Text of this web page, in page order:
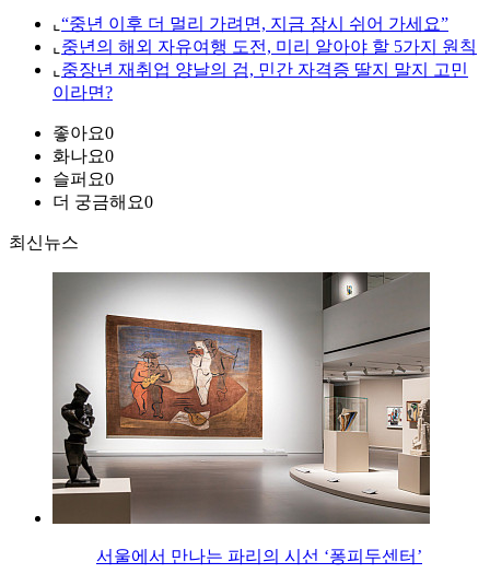
⌞ “중년 이후 더 멀리 가려면, 지금 잠시 쉬어 가세요”
⌞ 중년의 해외 자유여행 도전, 미리 알아야 할 5가지 원칙
⌞ 중장년 재취업 양날의 검, 민간 자격증 딸지 말지 고민
이라면?
좋아요0
화나요0
슬퍼요0
더 궁금해요0
최신뉴스
서울에서 만나는 파리의 시선 ‘퐁피두센터’